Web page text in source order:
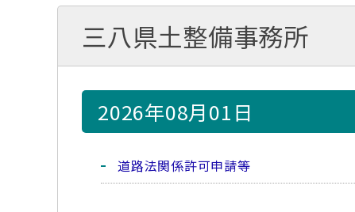
三八県土整備事務所
2026年08月01日
道路法関係許可申請等